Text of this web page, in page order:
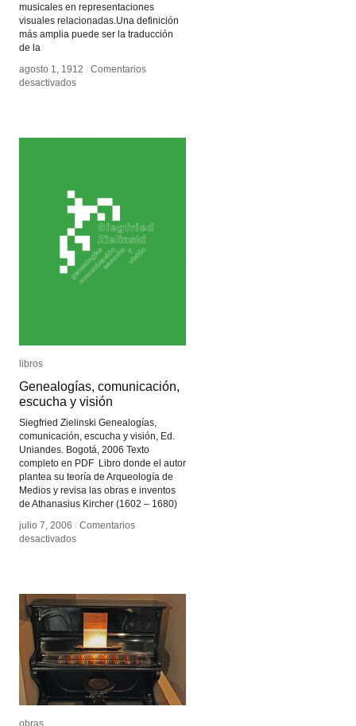
musicales en representaciones
visuales relacionadas.Una definición
más amplia puede ser la traducción
de la
agosto 1, 1912 / Comentarios
desactivadosen
agosto 1, 1912 / Comentarios
desactivadosen
libros
Genealogías, comunicación,
escucha y visión
Siegfried Zielinski Genealogías,
comunicación, escucha y visión, Ed.
Uniandes. Bogotá, 2006 Texto
completo en PDF Libro donde el autor
plantea su teoría de Arqueología de
Medios y revisa las obras e inventos
de Athanasius Kircher (1602 – 1680)
julio 7, 2006 / Comentarios
desactivadosen
y
visión
libros
Genealogías, comunicación,
escucha y visión
julio 7, 2006 / Comentarios
desactivadosen
y
visión
obras
obras